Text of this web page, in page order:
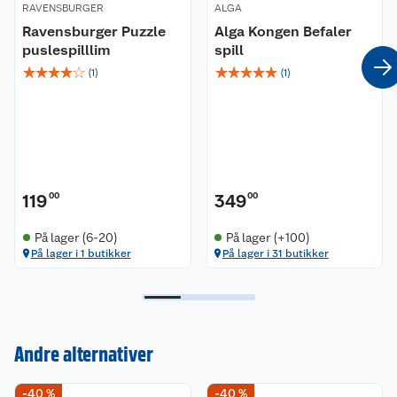
RAVENSBURGER
Ravensburger Puzzle
puslespilllim
☆☆☆☆☆ (1)
11900
På lager (6-20)
På lager i 1 butikker
ALGA
Alga Kongen Befaler
spill
☆☆☆☆☆ (1)
34900
På lager (+100)
På lager i 31 butikker
Andre alternativer
-40 % -40 %
Kundeservice